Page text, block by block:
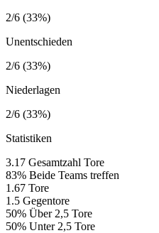
2/6 (33%)
Unentschieden
2/6 (33%)
Niederlagen
2/6 (33%)
Statistiken
3.17 Gesamtzahl Tore
83% Beide Teams treffen
1.67 Tore
1.5 Gegentore
50% Über 2,5 Tore
50% Unter 2,5 Tore